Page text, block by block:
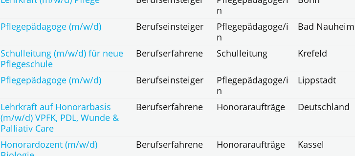
n
Pflegepädagoge (m/w/d) Berufseinsteiger
Pflegepädagoge/i
n
Bad Nauheim
Schulleitung (m/w/d) für neue
Pflegeschule
Berufserfahrene Schulleitung Krefeld
Pflegepädagoge (m/w/d) Berufseinsteiger
Pflegepädagoge/i
n
Lippstadt
Lehrkraft auf Honorarbasis
(m/w/d) VPFK, PDL, Wunde &
Palliativ Care
Berufserfahrene Honoraraufträge Deutschland
Honorardozent (m/w/d)
Berufserfahrene Honoraraufträge Kassel